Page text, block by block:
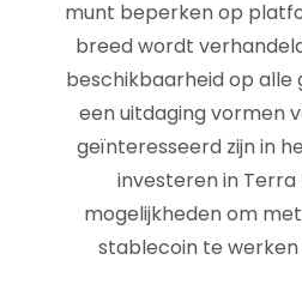
munt beperken op
breed wordt
beschikbaarheid op alle
een uitdaging vormen
geïnteresseerd zijn in
investeren in Terra
mogelijkheden om
stablecoin te